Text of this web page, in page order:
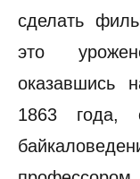
сделать
это
оказавшись
1863 года,